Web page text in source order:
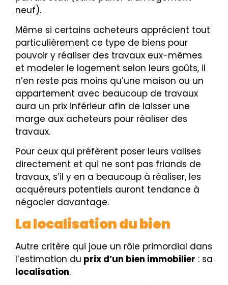
neuf).
Même si certains acheteurs apprécient tout
particulièrement ce type de biens pour
pouvoir y réaliser des travaux eux-mêmes
et modeler le logement selon leurs goûts, il
n’en reste pas moins qu’une maison ou un
appartement avec beaucoup de travaux
aura un prix inférieur afin de laisser une
marge aux acheteurs pour réaliser des
travaux.
Pour ceux qui préfèrent poser leurs valises
directement et qui ne sont pas friands de
travaux, s’il y en a beaucoup à réaliser, les
acquéreurs potentiels auront tendance à
négocier davantage.
La localisation du bien
Autre critère qui joue un rôle primordial dans
l’estimation du prix d’un bien immobilier : sa
localisation.